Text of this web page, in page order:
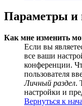
Параметры и
Как мне изменить
Если вы
все ваши
конференции.
пользователя
Личный раздел.
настройки и
Вернуться к